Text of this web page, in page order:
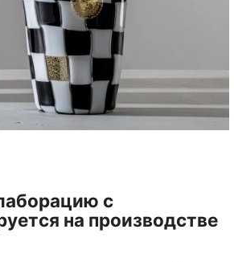
с
на производстве